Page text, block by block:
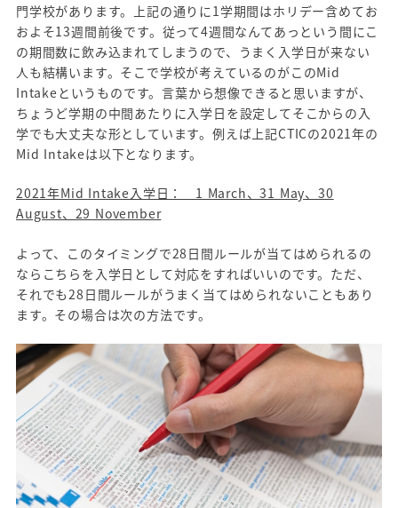
門学校があります。上記の通りに1学期間はホリデー含めてお
およそ13週間前後です。従って4週間なんてあっという間にこ
の期間数に飲み込まれてしまうので、うまく入学日が来ない
人も結構います。そこで学校が考えているのがこのMid
Intakeというものです。言葉から想像できると思いますが、
ちょうど学期の中間あたりに入学日を設定してそこからの入
学でも大丈夫な形としています。例えば上記CTICの2021年の
Mid Intakeは以下となります。
2021年Mid Intake入学日： 1 March、31 May、30
August、29 November
よって、このタイミングで28日間ルールが当てはめられるの
ならこちらを入学日として対応をすればいいのです。ただ、
それでも28日間ルールがうまく当てはめられないこともあり
ます。その場合は次の方法です。